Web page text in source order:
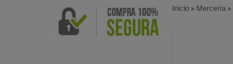
Inicio»Mercería»